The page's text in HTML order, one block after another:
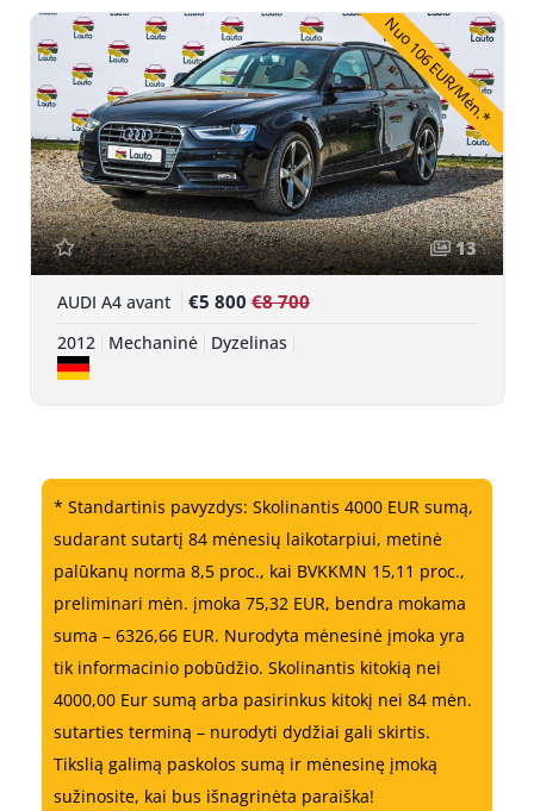
Nuo 106 EUR/Mėn.*
13
AUDI A4 avant €5 800 €8 700
2012 Mechaninė Dyzelinas
* Standartinis pavyzdys: Skolinantis 4000 EUR sumą,
sudarant sutartį 84 mėnesių laikotarpiui, metinė
palūkanų norma 8,5 proc., kai BVKKMN 15,11 proc.,
preliminari mėn. įmoka 75,32 EUR, bendra mokama
suma – 6326,66 EUR. Nurodyta mėnesinė įmoka yra
tik informacinio pobūdžio. Skolinantis kitokią nei
4000,00 Eur sumą arba pasirinkus kitokį nei 84 mėn.
sutarties terminą – nurodyti dydžiai gali skirtis.
Tikslią galimą paskolos sumą ir mėnesinę įmoką
sužinosite, kai bus išnagrinėta paraiška!